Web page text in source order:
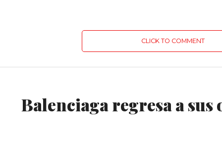
CLICK TO COMMENT
Balenciaga regresa a sus